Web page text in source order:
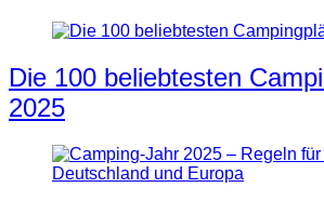
Die 100 beliebtesten
2025